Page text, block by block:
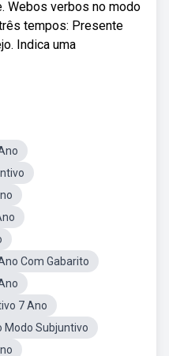
Webos verbos no modo
tempos: Presente
Indica uma
Com Gabarito
7 Ano
Modo Subjuntivo